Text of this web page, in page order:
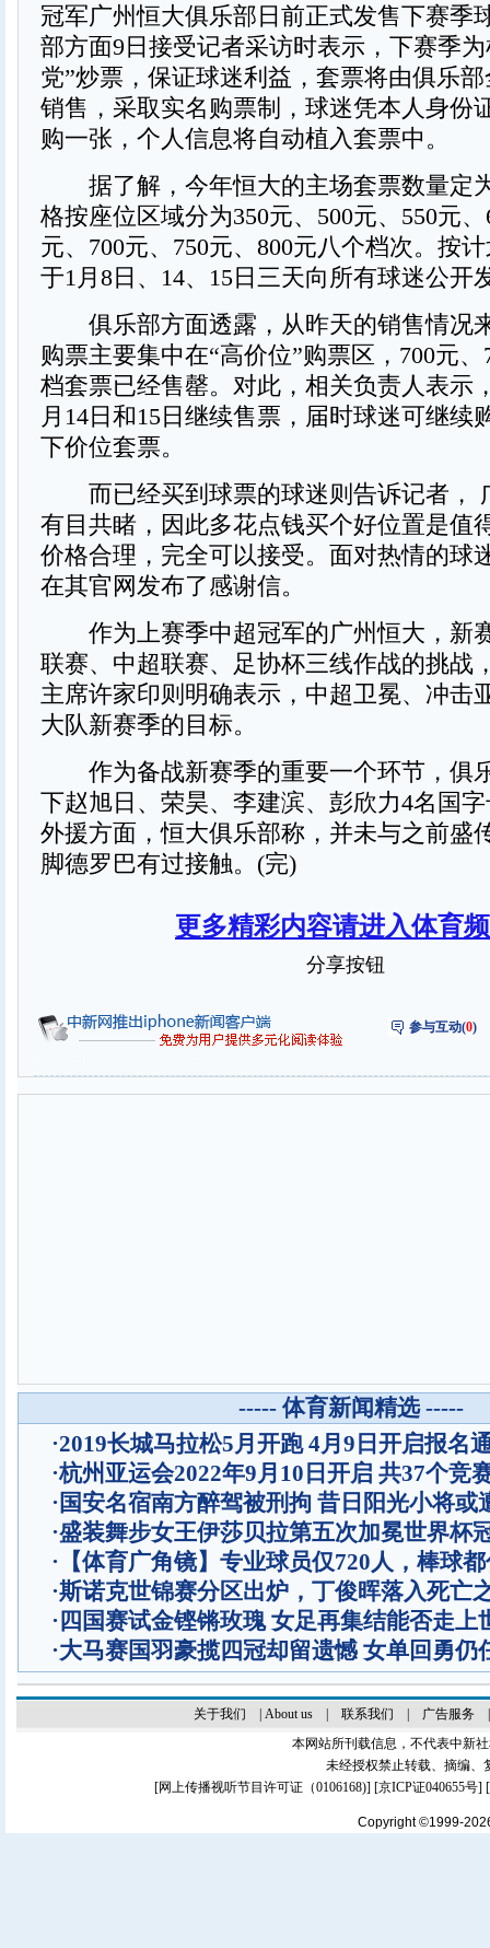
冠军广州恒大俱乐部日前正式发售下赛季
部方面9日接受记者采访时表示，下赛季
党”炒票，保证球迷利益，套票将由俱乐
销售，采取实名购票制，球迷凭本人身份
购一张，个人信息将自动植入套票中。
据了解，今年恒大的主场套票数量定
格按座位区域分为350元、500元、550元、
元、700元、750元、800元八个档次。按
于1月8日、14、15日三天向所有球迷公开
俱乐部方面透露，从昨天的销售情况
购票主要集中在“高价位”购票区，700元、
档套票已经售罄。对此，相关负责人表示
月14日和15日继续售票，届时球迷可继续
下价位套票。
而已经买到球票的球迷则告诉记者，
有目共睹，因此多花点钱买个好位置是值
价格合理，完全可以接受。面对热情的球
在其官网发布了感谢信。
作为上赛季中超冠军的广州恒大，新
联赛、中超联赛、足协杯三线作战的挑战
主席许家印则明确表示，中超卫冕、冲击
大队新赛季的目标。
作为备战新赛季的重要一个环节，俱
下赵旭日、荣昊、李建滨、彭欣力4名国
外援方面，恒大俱乐部称，并未与之前盛
脚德罗巴有过接触。(完)
更多精彩内容请进入体育
分享按钮
参与互动(0)
----- 体育新闻精选 -----
·2019长城马拉松5月开跑 4月9日开启报名
·杭州亚运会2022年9月10日开启 共37个竞
· 国安名宿南方醉驾被刑拘 昔日阳光小将或
·盛装舞步女王伊莎贝拉第五次加冕世界杯
· 【体育广角镜】专业球员仅720人，棒球
·斯诺克世锦赛分区出炉，丁俊晖落入死亡
· 四国赛试金铿锵玫瑰 女足再集结能否走上
·大马赛国羽豪揽四冠却留遗憾 女单回勇仍
关于我们 About us| 联系我们 广告服务
本网站所刊载信息，不代表中新
未经授权禁止转载、摘编、
[网上传播视听节目许可证（0106168)] [京ICP证040655号]
Copyright ©1999-